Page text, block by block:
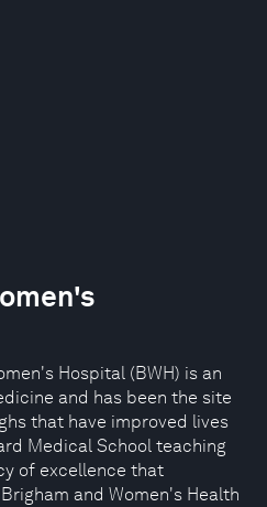
Hospital (BWH) is an
and has been the site
that have improved lives
Medical School teaching
of excellence that
and Women's Health